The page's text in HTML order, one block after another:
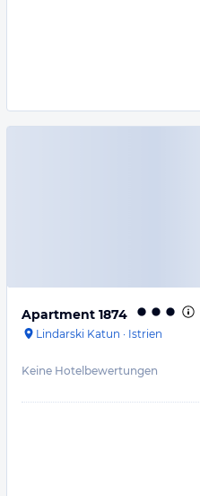
Apartment 1874
Lindarski Katun · Istrien
Keine Hotelbewertungen